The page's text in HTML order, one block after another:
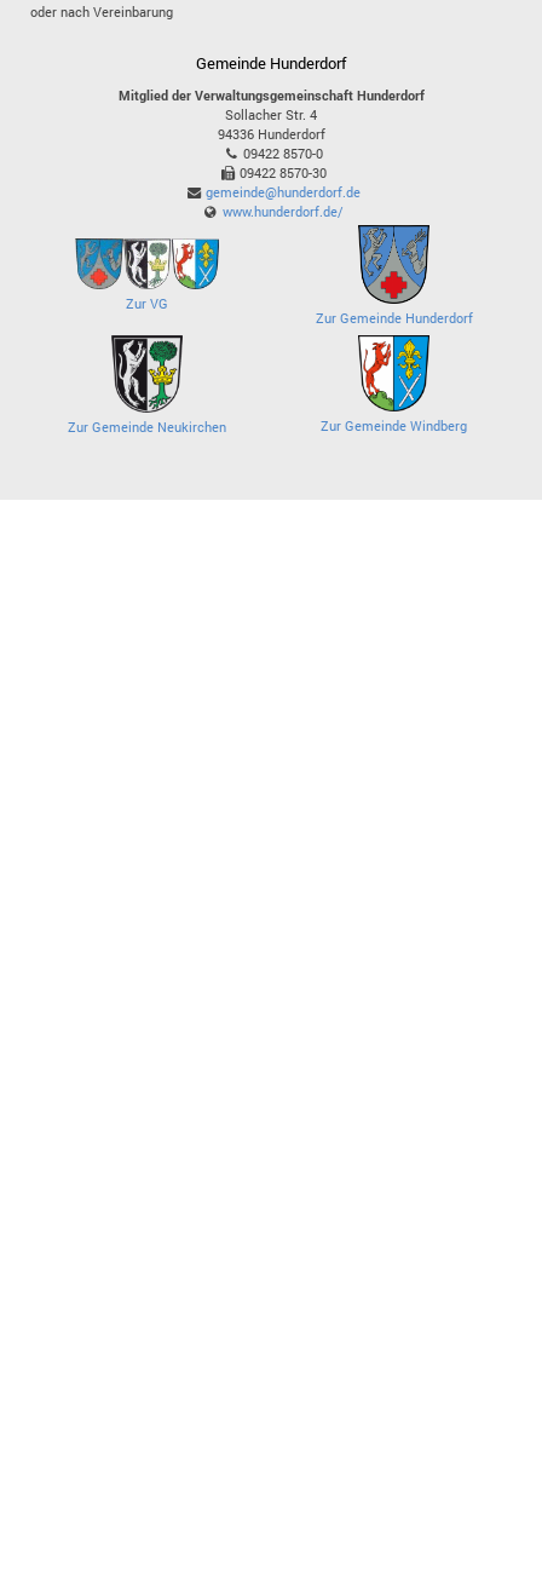
oder nach Vereinbarung
Gemeinde Hunderdorf
Mitglied der Verwaltungsgemeinschaft Hunderdorf
Sollacher Str. 4
94336 Hunderdorf
09422 8570-0
09422 8570-30
gemeinde@hunderdorf.de
www.hunderdorf.de/
Zur VG
Zur Gemeinde Hunderdorf
Zur Gemeinde Neukirchen Zur Gemeinde Windberg